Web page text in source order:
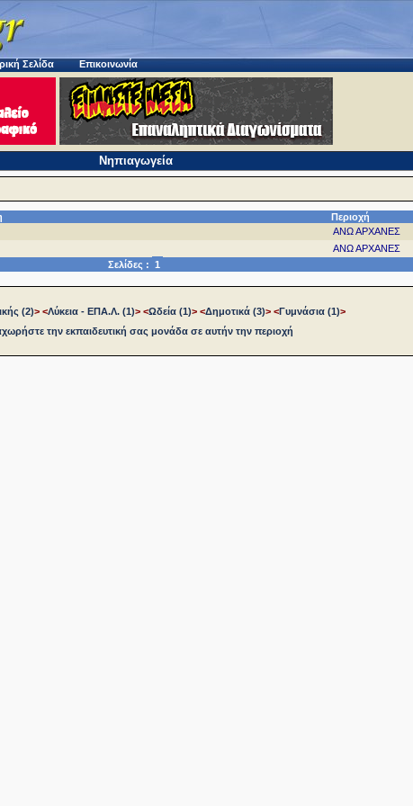
Σελίδα Επικοινωνία
Νηπιαγωγεία
Περιοχή
ΑΝΩ ΑΡΧΑΝΕΣ
ΑΝΩ ΑΡΧΑΝΕΣ
Σελίδες : 1
(2)> <Λύκεια - ΕΠΑ.Λ. (1)> <Ωδεία (1)> <Δημοτικά (3)> <Γυμνάσια (1)>
την εκπαιδευτική σας μονάδα σε αυτήν την περιοχή